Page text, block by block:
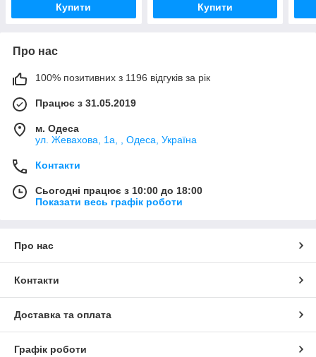
Купити Купити
Про нас
100% позитивних з 1196 відгуків за рік
Працює з 31.05.2019
м. Одеса
ул. Жевахова, 1a, , Одеса, Україна
Контакти
Сьогодні працює з 10:00 до 18:00
Показати весь графік роботи
Про нас
Контакти
Доставка та оплата
Графік роботи